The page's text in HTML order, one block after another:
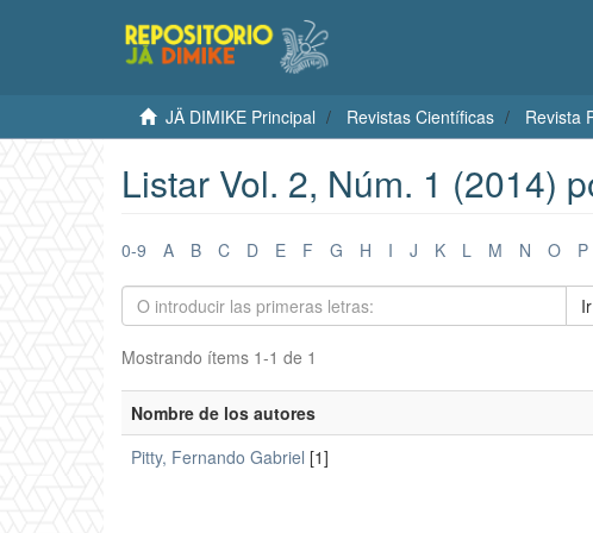
JÄ DIMIKE Principal Revistas Científicas Revista
Listar Vol. 2, Núm. 1 (2014)
0-9 A B C D E F G H I J K L M N O P
Ir
Mostrando ítems 1-1 de 1
Nombre de los autores
Pitty, Fernando Gabriel [1]